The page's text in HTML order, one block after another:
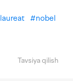
laureat #nobel
Tavsiya qilish